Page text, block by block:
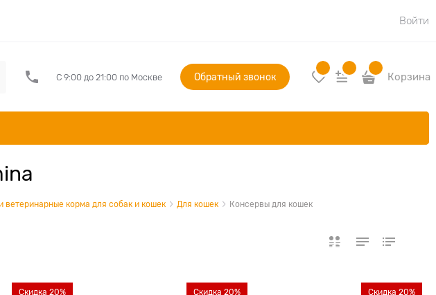
Войти
С 9:00 до 21:00 по Москве Обратный звонок Корзина
корма для собак и кошек Для кошек Консервы для кошек
Скидка 20% Скидка 20% Скидка 20%